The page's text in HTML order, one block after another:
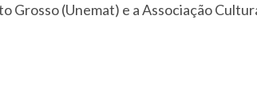
Grosso (Unemat) e a Associação